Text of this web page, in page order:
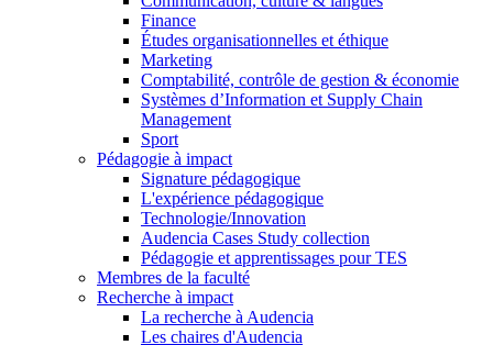
Finance
Études organisationnelles et éthique
Marketing
Comptabilité, contrôle de gestion & économie
Systèmes d’Information et Supply Chain
Management
Sport
Pédagogie à impact
Signature pédagogique
L'expérience pédagogique
Technologie/Innovation
Audencia Cases Study collection
Pédagogie et apprentissages pour TES
Membres de la faculté
Recherche à impact
La recherche à Audencia
Les chaires d'Audencia